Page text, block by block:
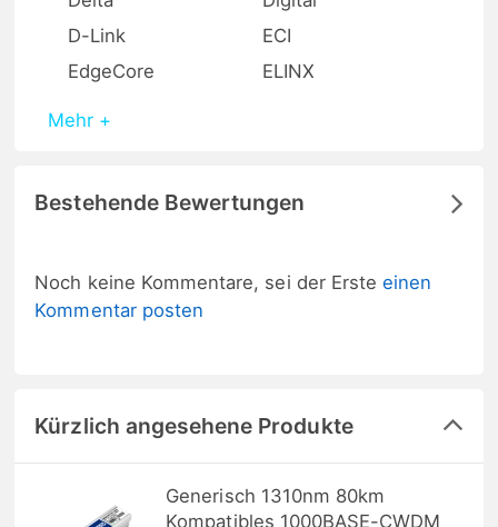
D-Link
ECI
EdgeCore
ELINX
Mehr +
Bestehende Bewertungen
Noch keine Kommentare, sei der Ersteeinen
Kommentar posten
Kürzlich angesehene Produkte
Generisch 1310nm 80km
Kompatibles 1000BASE-CWDM